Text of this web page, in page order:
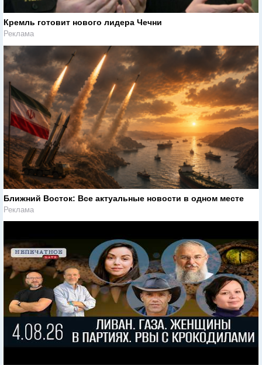
Кремль готовит нового лидера Чечни
Реклама
Ближний Восток: Все актуальные новости в одном месте
Реклама